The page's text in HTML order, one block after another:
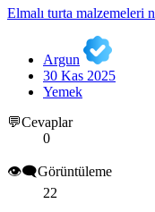
Elmalı turta malzemeleri
Argun
30 Kas 2025
Yemek
💬Cevaplar
0
👁️‍🗨️Görüntüleme
22